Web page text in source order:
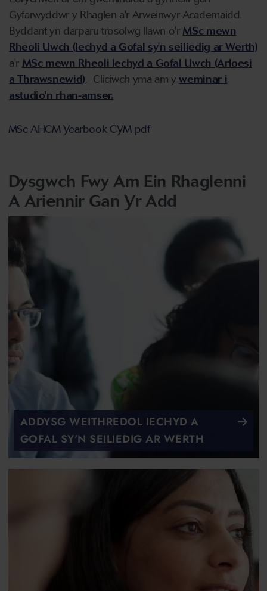
Gyfarwyddwr y Rhaglen a'r Arweinwyr Academaidd.
Byddant yn darparu trosolwg llawn o'r MSc mewn
Rheoli Uwch (Iechyd a Gofal sy'n seiliedig ar Werth)
a'r MSc mewn Rheoli Iechyd a Gofal Uwch (Arloesi
a Thrawsnewid). Cliciwch yma am yweminar i
astudio'n rhan-amser.
MSc AHCM Yearbook CYM pdf
Dysgwch Fwy Am Ein Rhaglenni
A Ariennir Gan Yr Add
ADDYSG WEITHREDOL IECHYD A
GOFAL SY'N SEILIEDIG AR WERTH